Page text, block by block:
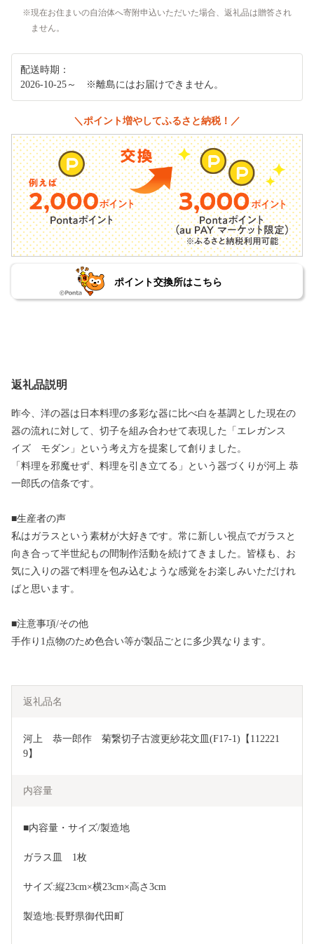
現在お住まいの自治体へ寄附申込いただいた場合、返礼品は贈答され
ません。
配送時期：
2026-10-25～ ※離島にはお届けできません。
＼ポイント増やしてふるさと納税！／
ポイント交換所はこちら
返礼品説明
昨今、洋の器は日本料理の多彩な器に比べ白を基調とした現在の
器の流れに対して、切子を組み合わせて表現した「エレガンス
イズ モダン」という考え方を提案して創りました。
「料理を邪魔せず、料理を引き立てる」という器づくりが河上 恭
一郎氏の信条です。
■生産者の声
私はガラスという素材が大好きです。常に新しい視点でガラスと
向き合って半世紀もの間制作活動を続けてきました。皆様も、お
気に入りの器で料理を包み込むような感覚をお楽しみいただけれ
ばと思います。
■注意事項/その他
手作り1点物のため色合い等が製品ごとに多少異なります。
返礼品名
河上　恭一郎作　菊繋切子古渡更紗花文皿(F17-1)【112221
9】
内容量
■内容量・サイズ/製造地
ガラス皿　1枚
サイズ:縦23cm×横23cm×高さ3cm
製造地:長野県御代田町